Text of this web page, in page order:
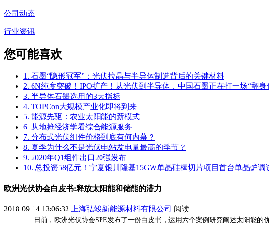
公司动态
行业资讯
您可能喜欢
1. 石墨“隐形冠军”：光伏拉晶与半导体制造背后的关键材料
2. 6N纯度突破！IPO扩产！从光伏到半导体，中国石墨正在打一场“翻身
3. 半导体石墨选用的3大指标
4. TOPCon大规模产业化即将到来
5. 能源先驱：农业太阳能的新模式
6. 从地摊经济学看综合能源服务
7. 分布式光伏组件价格到底有何内幕？
8. 夏季为什么不是光伏电站发电量最高的季节？
9. 2020年Q1组件出口20强发布
10. 总投资58亿元！宁夏银川隆基15GW单晶硅棒切片项目首台单晶炉调
欧洲光伏协会白皮书:释放太阳能和储能的潜力
2018-09-14 13:06:32 上海弘竣新能源材料有限公司 阅读
日前，欧洲光伏协会SPE发布了一份白皮书，运用六个案例研究阐述太阳能的